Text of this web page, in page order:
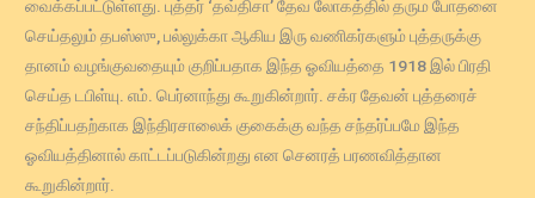
வைக்கப்பட்டுள்ளது. புத்தர் ‘தவ்திசா’ தேவ லோகத்தில் தரும போதனை
செய்தலும் தபஸ்ஸு, பல்லுக்கா ஆகிய இரு வணிகர்களும் புத்தருக்கு
தானம் வழங்குவதையும் குறிப்பதாக இந்த ஓவியத்தை 1918 இல் பிரதி
செய்த டபிள்யு. எம். பெர்னாந்து கூறுகின்றார். சக்ர தேவன் புத்தரைச்
சந்திப்பதற்காக இந்திரசாலைக் குகைக்கு வந்த சந்தர்ப்பமே இந்த
ஓவியத்தினால் காட்டப்படுகின்றது என செனரத் பரணவித்தான
கூறுகின்றார்.